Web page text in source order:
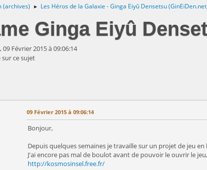
(archives) ► Les Héros de la Galaxie - Ginga Eiyû Densetsu
Ginga Eiyû
Février 2015 à 09:06:14
ce sujet
09 Février 2015 à 09:06:14
Bonjour,
Depuis quelques semaines je travaille sur un projet de jeu en
J'ai encore pas mal de boulot avant de pouvoir le ouvrir le
http://kosmosinsel.free.fr/